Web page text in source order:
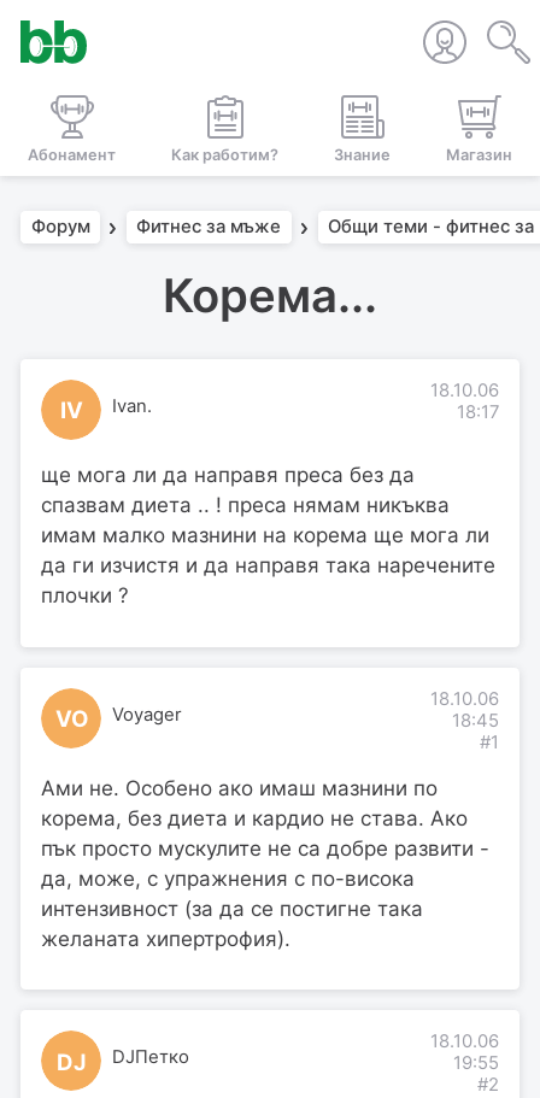
Абонамент Как работим? Знание Магазин
Форум Фитнес за мъже Общи теми - фитнес
Корема...
IV Ivan.
18.10.06
18:17
ще мога ли да направя преса без да
спазвам диета .. ! преса нямам никъква
имам малко мазнини на корема ще мога ли
да ги изчистя и да направя така наречените
плочки ?
VO Voyager
18.10.06
18:45
#1
Ами не. Особено ако имаш мазнини по
корема, без диета и кардио не става. Ако
пък просто мускулите не са добре развити -
да, може, с упражнения с по-висока
интензивност (за да се постигне така
желаната хипертрофия).
DJ DJПетко
18.10.06
19:55
#2